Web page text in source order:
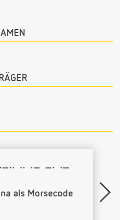
·−·· ·· ·− −· ·−
als Morsecode